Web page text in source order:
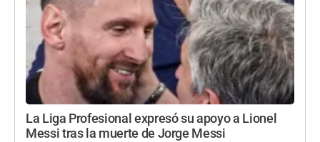
La Liga Profesional expresó su apoyo a Lionel
Messi tras la muerte de Jorge Messi